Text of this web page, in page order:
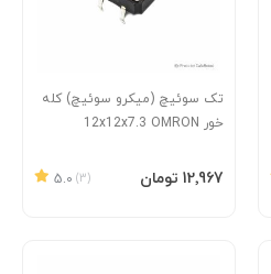
تک سوئیچ (میکرو سوئیچ) کله
خور 12x12x7.3 OMRON
5.0 (3) ‎12٬967 تومان
افزودن به سبد